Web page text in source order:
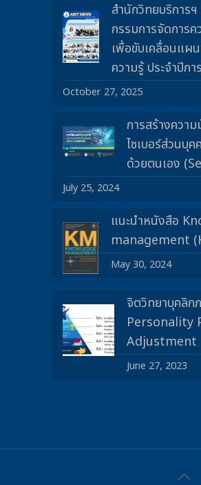
สำนักวิทยบริการ
กรรมการจัดการ
เพื่อขับเคลื่อนแผ
ความรู้ ประจำปีก
October 27, 2025
การสร้างควา
ไซเบอร์ส่วนบุค
ด้วยตนเอง
July 25, 2024
แนะนำหนังสือ
management
May 30, 2024
จิตวิทยาบุคลิก
Personality
Adjustment
June 27, 2023